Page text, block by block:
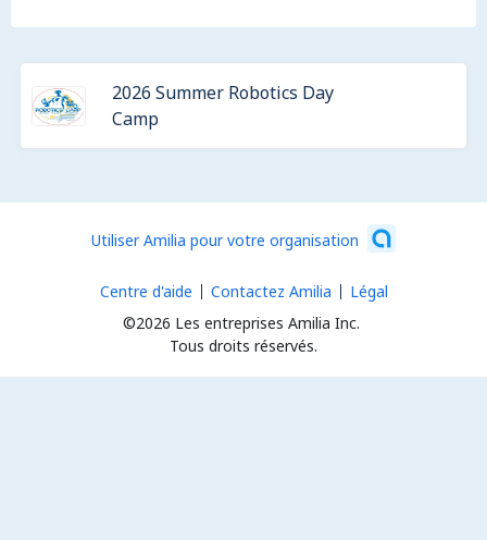
2026 Summer Robotics Day
Camp
Utiliser Amilia pour votre organisation
©2026 Les entreprises Amilia Inc.
Tous droits réservés.
Centre d'aide Contactez Amilia Légal